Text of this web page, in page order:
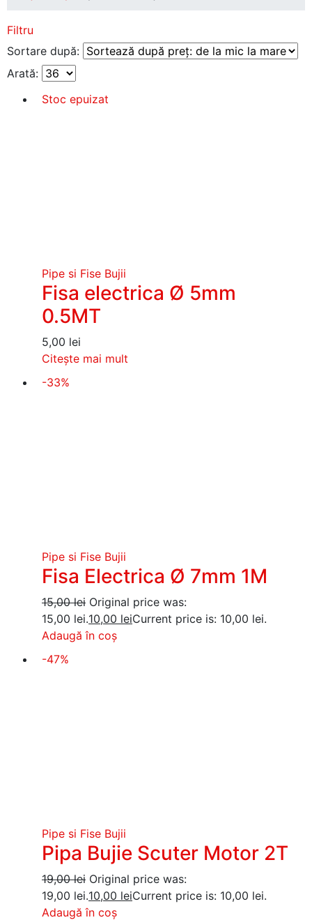
Filtru
Sortare după:
Arată:
Stoc epuizat
Pipe si Fise Bujii
Fisa electrica Ø 5mm
0.5MT
5,00 lei
Citește mai mult
-33%
Pipe si Fise Bujii
Fisa Electrica Ø 7mm 1M
15,00lei Original price was:
15,00 lei.10,00 leiCurrent price is: 10,00 lei.
Adaugă în coș
-47%
Pipe si Fise Bujii
Pipa Bujie Scuter Motor 2T
19,00lei Original price was:
19,00 lei.10,00 leiCurrent price is: 10,00 lei.
Adaugă în coș